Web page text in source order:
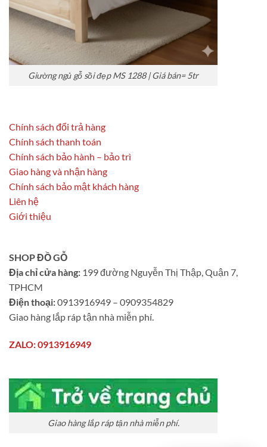
Giường ngủ gỗ sồi đẹp MS 1288 | Giá bán= 5tr
Chính sách đổi trả hàng
Chính sách thanh toán
Chính sách bảo hành – bảo trì
Giao hàng và nhận hàng
Chính sách bảo mật khách hàng
Liên hệ
Giới thiệu
SHOP ĐỒ GỖ
Địa chỉ cửa hàng: 199 đường Nguyễn Thị Thập, Quận 7,
TPHCM
Điện thoại:0913916949 – 0909354829
Giao hàng lắp ráp tận nhà miễn phí.
ZALO: 0913916949
Giao hàng lắp ráp tận nhà miễn phí.